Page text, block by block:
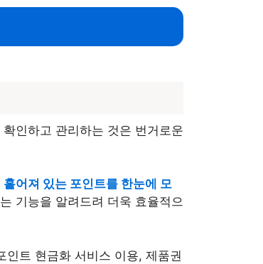
인하고 관리하는 것은 번거로운
흩어져 있는 포인트를 한눈에 모
기능을 알려드려 더욱 효율적으
트 현금화 서비스 이용, 제품권